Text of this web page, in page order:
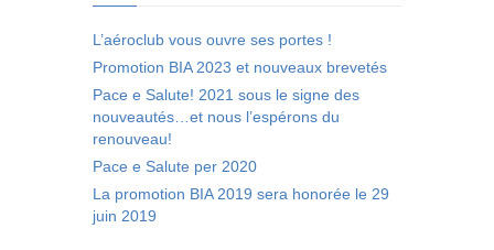
L’aéroclub vous ouvre ses portes !
Promotion BIA 2023 et nouveaux brevetés
Pace e Salute! 2021 sous le signe des
nouveautés…et nous l’espérons du
renouveau!
Pace e Salute per 2020
La promotion BIA 2019 sera honorée le 29
juin 2019